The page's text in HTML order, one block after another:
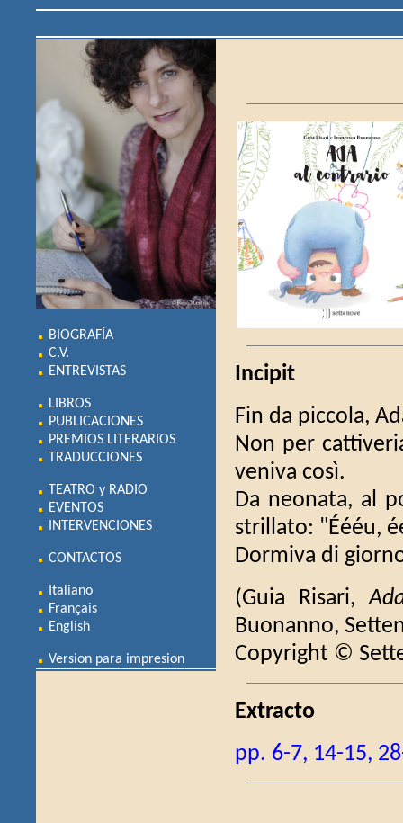
BIOGRAFÍA
C.V.
ENTREVISTAS
LIBROS
PUBLICACIONES
PREMIOS LITERARIOS
TRADUCCIONES
TEATRO y RADIO
EVENTOS
INTERVENCIONES
CONTACTOS
Italiano
Français
English
Version para impresion
Incipit
Fin da piccola,
Non per
veniva così.
Da neonata, al
strillato: "Éééu,
Dormiva di
(Guia Risari,
Buonanno,
Copyright ©
Extracto
pp. 6-7, 14-15,